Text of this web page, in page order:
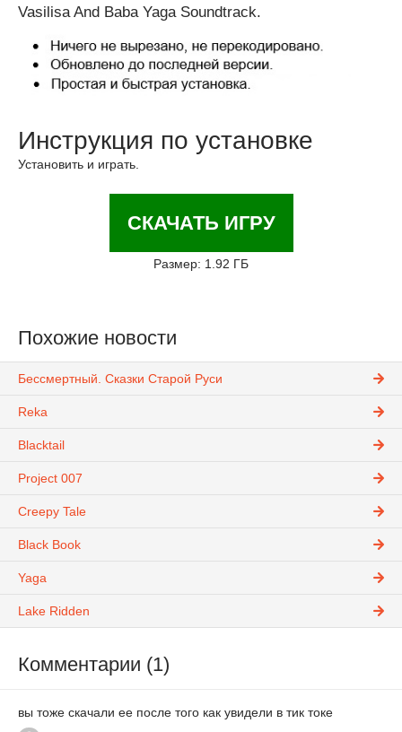
Vasilisa And Baba Yaga Soundtrack.
Инструкция по установке
Установить и играть.
СКАЧАТЬ ИГРУ
Размер: 1.92 ГБ
Похожие новости
Бессмертный. Сказки Старой Руси
Reka
Blacktail
Project 007
Creepy Tale
Black Book
Yaga
Lake Ridden
Комментарии (1)
вы тоже скачали ее после того как увидели в тик токе